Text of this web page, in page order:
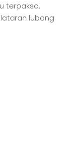
terpaksa.
lubang